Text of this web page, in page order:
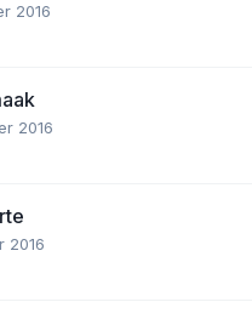
2016
2016
2016